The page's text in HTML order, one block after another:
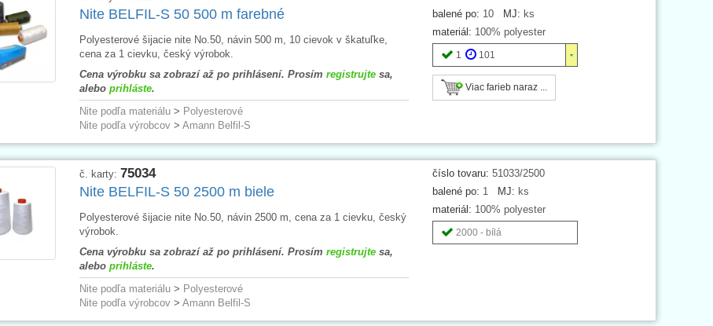
balené po: 10 MJ: ks
materiál: 100% polyester
1 101
Viac farieb naraz ...
Nite BELFIL-S 50 500 m farebné
Polyesterové šijacie nite No.50, návin 500 m, 10 cievok v škatuľke,
cena za 1 cievku, český výrobok.
Cena výrobku sa zobrazí až po prihlásení. Prosím registrujtesa,
alebo prihláste.
Nite podľa materiálu> Polyesterové
Nite podľa výrobcov> Amann Belfil-S
číslo tovaru: 51033/2500
balené po: 1 MJ: ks
materiál: 100% polyester
2000 - bílá
č. karty: 75034
Nite BELFIL-S 50 2500 m biele
Polyesterové šijacie nite No.50, návin 2500 m, cena za 1 cievku, český
výrobok.
Cena výrobku sa zobrazí až po prihlásení. Prosím registrujtesa,
alebo prihláste.
Nite podľa materiálu> Polyesterové
Nite podľa výrobcov> Amann Belfil-S